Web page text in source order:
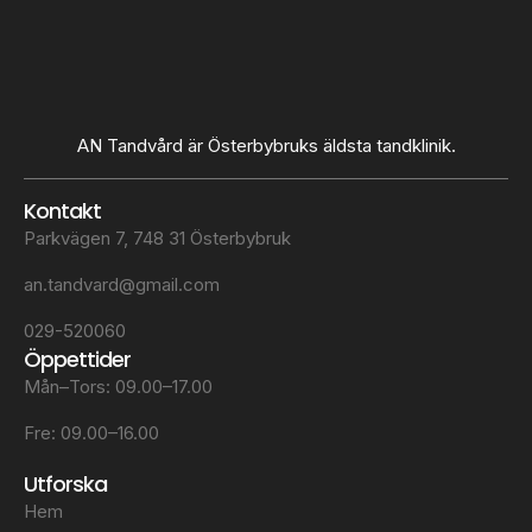
AN Tandvård är Österbybruks äldsta tandklinik.
Utforska
Hem
Kontakt
Parkvägen 7, 748 31 Österbybruk
an.tandvard@gmail.com
029-520060
Öppettider
Mån–Tors: 09.00–17.00
Fre: 09.00–16.00